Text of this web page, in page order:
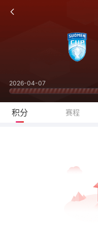
2026-04-07
积分 赛程